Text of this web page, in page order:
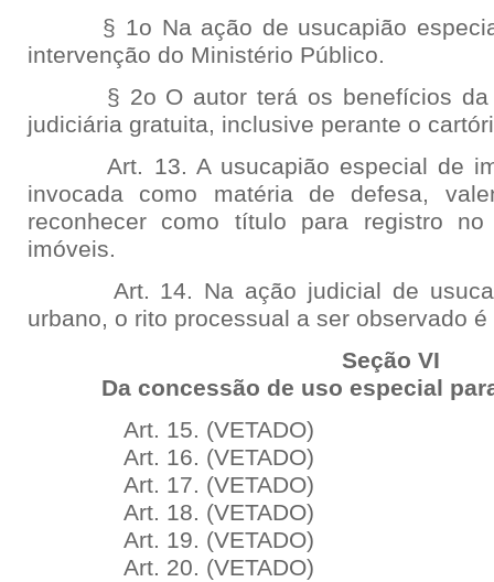
§ 1o Na ação de usucapião especial
intervenção do Ministério Público.
§ 2o O autor terá os benefícios da
judiciária gratuita, inclusive perante o
Art. 13. A usucapião especial de
invocada como matéria de defesa,
reconhecer como título para registro
imóveis.
Art. 14. Na ação judicial de
urbano, o rito processual a ser observado
Seção VI
Da concessão de uso especial
Art. 15. (VETADO)
Art. 16. (VETADO)
Art. 17. (VETADO)
Art. 18. (VETADO)
Art. 19. (VETADO)
Art. 20. (VETADO)